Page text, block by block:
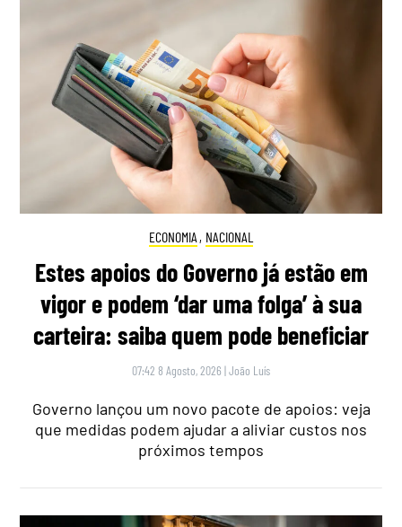
ECONOMIA , NACIONAL
Estes apoios do Governo já estão em
vigor e podem ‘dar uma folga’ à sua
carteira: saiba quem pode beneficiar
07:42 8 Agosto, 2026 |João Luís
Governo lançou um novo pacote de apoios: veja
que medidas podem ajudar a aliviar custos nos
próximos tempos